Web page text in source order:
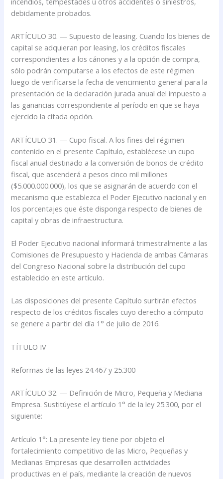
debidamente probados.
ARTÍCULO 30. — Supuesto de leasing. Cuando los bienes de
capital se adquieran por leasing, los créditos fiscales
correspondientes a los cánones y a la opción de compra,
sólo podrán computarse a los efectos de este régimen
luego de verificarse la fecha de vencimiento general para la
presentación de la declaración jurada anual del impuesto a
las ganancias correspondiente al período en que se haya
ejercido la citada opción.
ARTÍCULO 31. — Cupo fiscal. A los fines del régimen
contenido en el presente Capítulo, establécese un cupo
fiscal anual destinado a la conversión de bonos de crédito
fiscal, que ascenderá a pesos cinco mil millones
($5.000.000.000), los que se asignarán de acuerdo con el
mecanismo que establezca el Poder Ejecutivo nacional y en
los porcentajes que éste disponga respecto de bienes de
capital y obras de infraestructura.
El Poder Ejecutivo nacional informará trimestralmente a las
Comisiones de Presupuesto y Hacienda de ambas Cámaras
del Congreso Nacional sobre la distribución del cupo
establecido en este artículo.
Las disposiciones del presente Capítulo surtirán efectos
respecto de los créditos fiscales cuyo derecho a cómputo
se genere a partir del día 1° de julio de 2016.
TÍTULO IV
Reformas de las leyes 24.467 y 25.300
ARTÍCULO 32. — Definición de Micro, Pequeña y Mediana
Empresa. Sustitúyese el artículo 1° de la ley 25.300, por el
siguiente:
Artículo 1°: La presente ley tiene por objeto el
fortalecimiento competitivo de las Micro, Pequeñas y
Medianas Empresas que desarrollen actividades
productivas en el país, mediante la creación de nuevos